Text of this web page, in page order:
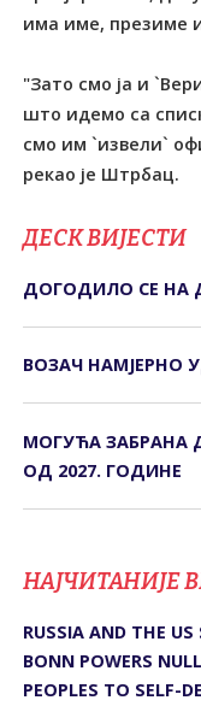
има име, презиме
"Зато смо ја и
што идемо са
смо им `извели`
рекао је Штрбац.
ДЕСК ВИЈЕСТИ
ДОГОДИЛО СЕ
ВОЗАЧ НАМЈЕРНО
МОГУЋА ЗАБРАНА
ОД 2027. ГОДИНЕ
НАЈЧИТАНИЈЕ
RUSSIA AND THE
BONN POWERS
PEOPLES TO SELF-